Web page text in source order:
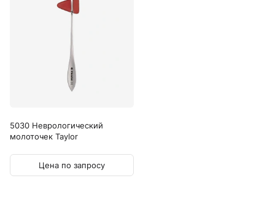
5030 Неврологический
молоточек Taylor
Цена по запросу